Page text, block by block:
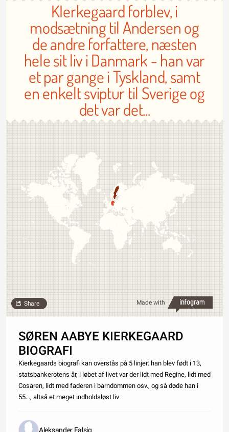
KIerkegaard forblev, i
modsætning til Andersen og
de andre forfattere, næsten
hele sit liv i Danmark - han var
et par gange i Tyskland, samt
en enkelt sviptur til Sverige og
det var det...
Made with
Share
SØREN AABYE KIERKEGAARD
BIOGRAFI
Kierkegaards biografi kan overstås på 5 linjer: han blev født i 13,
statsbankerotens år, i løbet af livet var der lidt med Regine, lidt med
Cosaren, lidt med faderen i barndommen osv., og så døde han i
55..., altså et meget indholdsløst liv
Aleksander Falsig